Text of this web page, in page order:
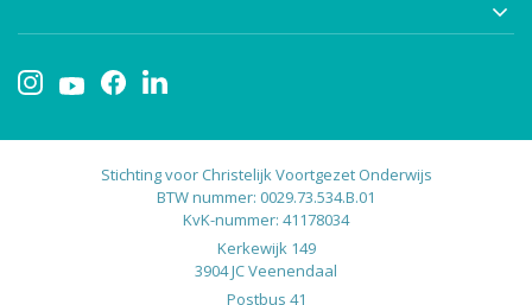
Stichting voor Christelijk Voortgezet Onderwijs
BTW nummer: 0029.73.534.B.01
KvK-nummer: 41178034
Kerkewijk 149
3904 JC Veenendaal
Postbus 41